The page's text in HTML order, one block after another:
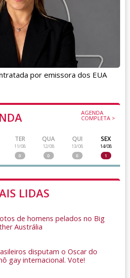
AGENDA
COMPLETA >
TER
11/08
0
QUA
12/08
0
QUI
13/08
0
SEX
14/08
1
LIDAS
de homens pelados no Big
Austrália
disputam o Oscar do
gay internacional. Vote!
por emissora dos EUA